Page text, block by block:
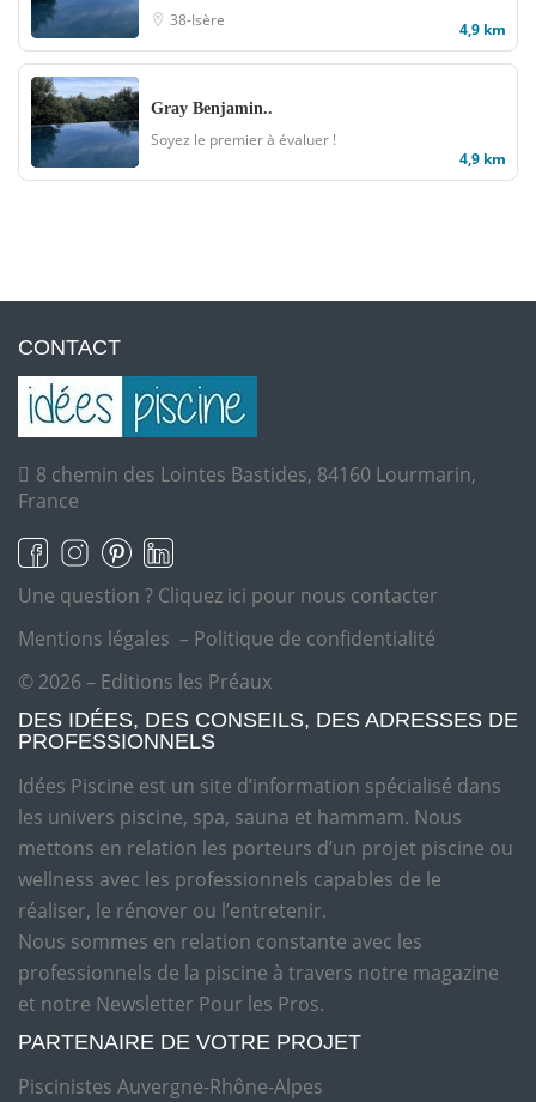
38-Isère
4,9 km
Gray Benjamin..
Soyez le premier à évaluer !
4,9 km
CONTACT
8 chemin des Lointes Bastides, 84160 Lourmarin,
France
Une question ? Cliquez ici pour nous contacter
Mentions légales – Politique de confidentialité
© 2026 – Editions les Préaux
DES IDÉES, DES CONSEILS, DES ADRESSES DE
PROFESSIONNELS
Idées Piscine est un site d’information spécialisé dans
les univers piscine, spa, sauna et hammam. Nous
mettons en relation les porteurs d’un projet piscine ou
wellness avec les professionnels capables de le
réaliser, le rénover ou l’entretenir.
Nous sommes en relation constante avec les
professionnels de la piscine à travers notre magazine
et notre Newsletter Pour les Pros.
PARTENAIRE DE VOTRE PROJET
Piscinistes Auvergne-Rhône-Alpes